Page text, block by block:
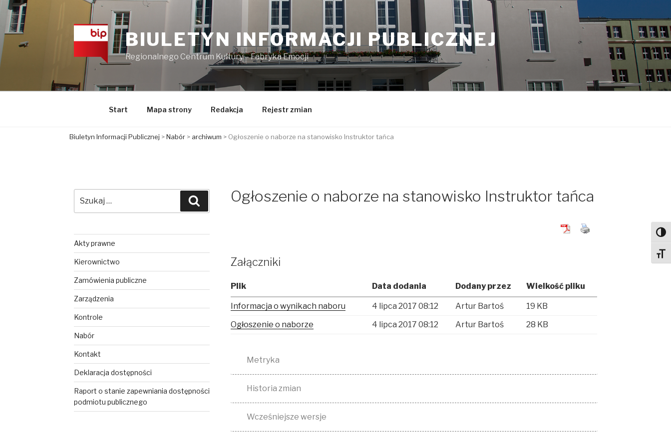
Przejdź
treści
BIULETYN INFORMACJI PUBLICZNEJ
Regionalnego Centrum Kultury – Fabryka Emocji
Start Mapa strony Redakcja Rejestr zmian
Biuletyn Informacji Publicznej >Nabór> archiwum > Ogłoszenie o naborze na stanowisko Instruktor tańca
Ogłoszenie o naborze na stanowisko Instruktor tańca
Załączniki
Plik Data dodania Dodany przez Wielkość pliku
Informacja o wynikach naboru 4 lipca 2017 08:12 Artur Bartoś
19 KB
Ogłoszenie o naborze
4 lipca 2017 08:12 Artur Bartoś 28 KB
Metryka
Historia zmian
Wcześniejsze wersje
Akty prawne
Kierownictwo
Zamówienia publiczne
Zarządzenia
Kontrole
Nabór
Kontakt
Deklaracja dostępności
Raport o stanie zapewniania dostępności
podmiotu publicznego